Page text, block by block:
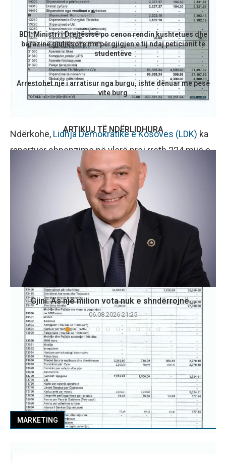
Ndërkohë, Lidhja Demokratike e Kosovës (LDK) ka
raportuar shpenzime në vlerë prej rreth 224 mijë e
859 euro për periudhën tetor–dhjetor 2025.
Artikulli i mëparshëm
BDI: Ministri i Drejtësisë po cenon rendin kushtetues dhe
barazinë gjuhësore me përgjigjen e tij ndaj peticionit të
studentëve
Artikulli i ardhshëm
Arrestohet një i arratisur nga burgu, ishte dënuar me pesë
vite burg
ARTIKUJ TË NDËRLIDHURA
Gjini: As një milion vota nuk e shndërrojnë...
06.08.2026 21:25
MARKETING